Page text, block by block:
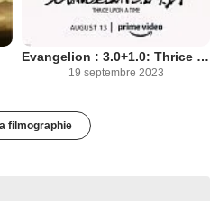
Evangelion : 3.0+1.0: Thrice Upon A Time
19 septembre 2023
filmographie